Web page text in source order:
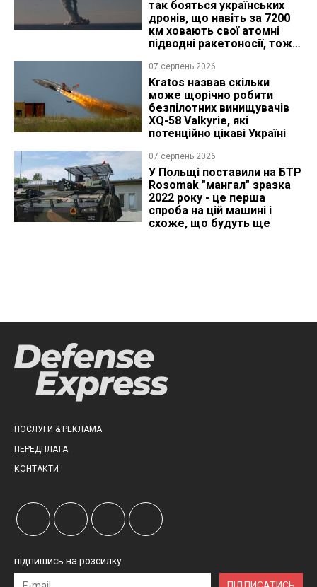
так бояться українських
дронів, що навіть за 7200
км ховають свої атомні
підводні ракетоносії, тож
07 серпень 2026
Kratos назвав скільки
може щорічно робити
безпілотних винищувачів
XQ-58 Valkyrie, які
потенційно цікаві Україні
07 серпень 2026
У Польщі поставили на БТР
Rosomak "мангал" зразка
2022 року - це перша
спроба на цій машині і
схоже, що будуть ще
ПОСЛУГИ & РЕКЛАМА
ПЕРЕДПЛАТА
КОНТАКТИ
підпишись на розсилку